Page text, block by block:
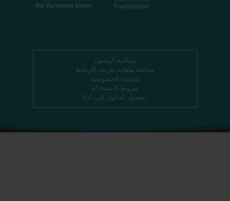
سياسة الوصول
سياسة ملفات تعريف الارتباط
سياسة الخصوصية
شروط الاستخدام
تسجيل الدخول إلى EC